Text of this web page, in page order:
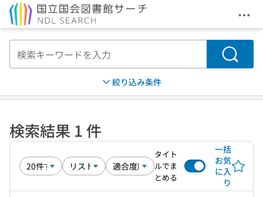
メ
検索
絞り込み条件
検索結果 1 件
タイト
ルでま
とめる
一括
お気
に入
り